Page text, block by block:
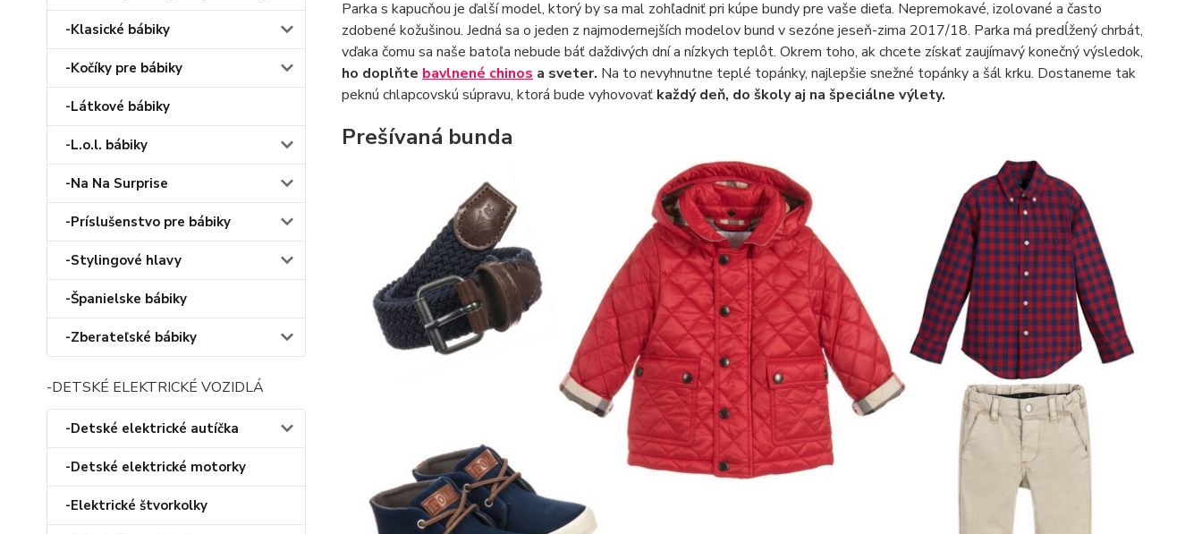
-Klasické bábiky
-Kočíky pre bábiky
-Látkové bábiky
-L.o.l. bábiky
-Na Na Surprise
-Príslušenstvo pre bábiky
-Stylingové hlavy
-Španielske bábiky
-Zberateľské bábiky
-DETSKÉ ELEKTRICKÉ VOZIDLÁ
-Detské elektrické autíčka
-Detské elektrické motorky
-Elektrické štvorkolky
Parka s kapucňou je ďalší model, ktorý by sa mal zohľadniť pri kúpe bundy pre vaše dieťa. Nepremokavé, izolované a často
zdobené kožušinou. Jedná sa o jeden z najmodernejších modelov bund v sezóne jeseň-zima 2017/18. Parka má predĺžený chrbát,
vďaka čomu sa naše batoľa nebude báť daždivých dní a nízkych teplôt. Okrem toho, ak chcete získať zaujímavý konečný výsledok,
ho doplňte bavlnené chinos a sveter. Na to nevyhnutne teplé topánky, najlepšie snežné topánky a šál krku. Dostaneme tak
peknú chlapcovskú súpravu, ktorá bude vyhovovať každý deň, do školy aj na špeciálne výlety.
Prešívaná bunda